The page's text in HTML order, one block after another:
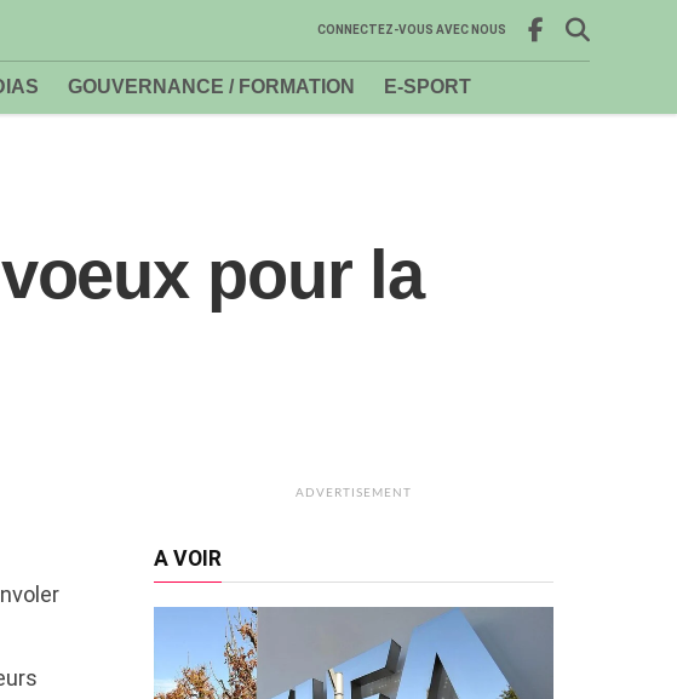
CONNECTEZ-VOUS AVEC NOUS
GOUVERNANCE / FORMATION E-SPORT
pour la
ADVERTISEMENT
A VOIR